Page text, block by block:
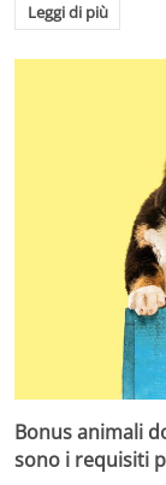
Leggi di più
Bonus animali
sono i requisiti